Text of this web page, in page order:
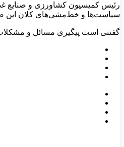
رئیس کمیسیون کشاورزی و صنایع
سیاست‌ها و خط‌مشی‌های کلان این
گفتنی است پیگیری مسائل و مشکلات